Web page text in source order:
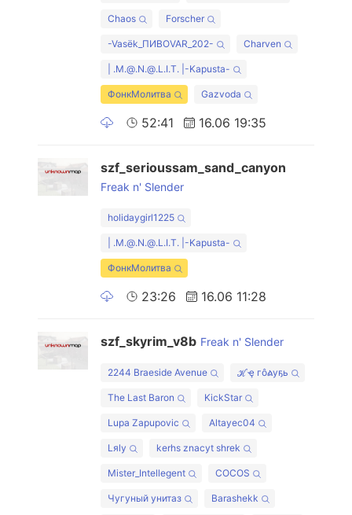
Chaos Forscher
-Vasёk_ПИВОVAR_202- Charven
| .M.@.N.@.L.I.T. |-Kapusta-
ФонкМолитва Gazvoda
52:41 16.06 19:35
szf_serioussam_sand_canyon
Freak n' Slender
holidaygirl1225
| .M.@.N.@.L.I.T. |-Kapusta-
ФонкМолитва
23:26 16.06 11:28
szf_skyrim_v8b Freak n' Slender
2244 Braeside Avenue ℋҿ гôልуҕь
The Last Baron KickStar
Lupa Zapupovic Altayec04
Lяly kerhs znacyt shrek
Mister_Intellegent COCOS
Чугуный унитаз Barashekk